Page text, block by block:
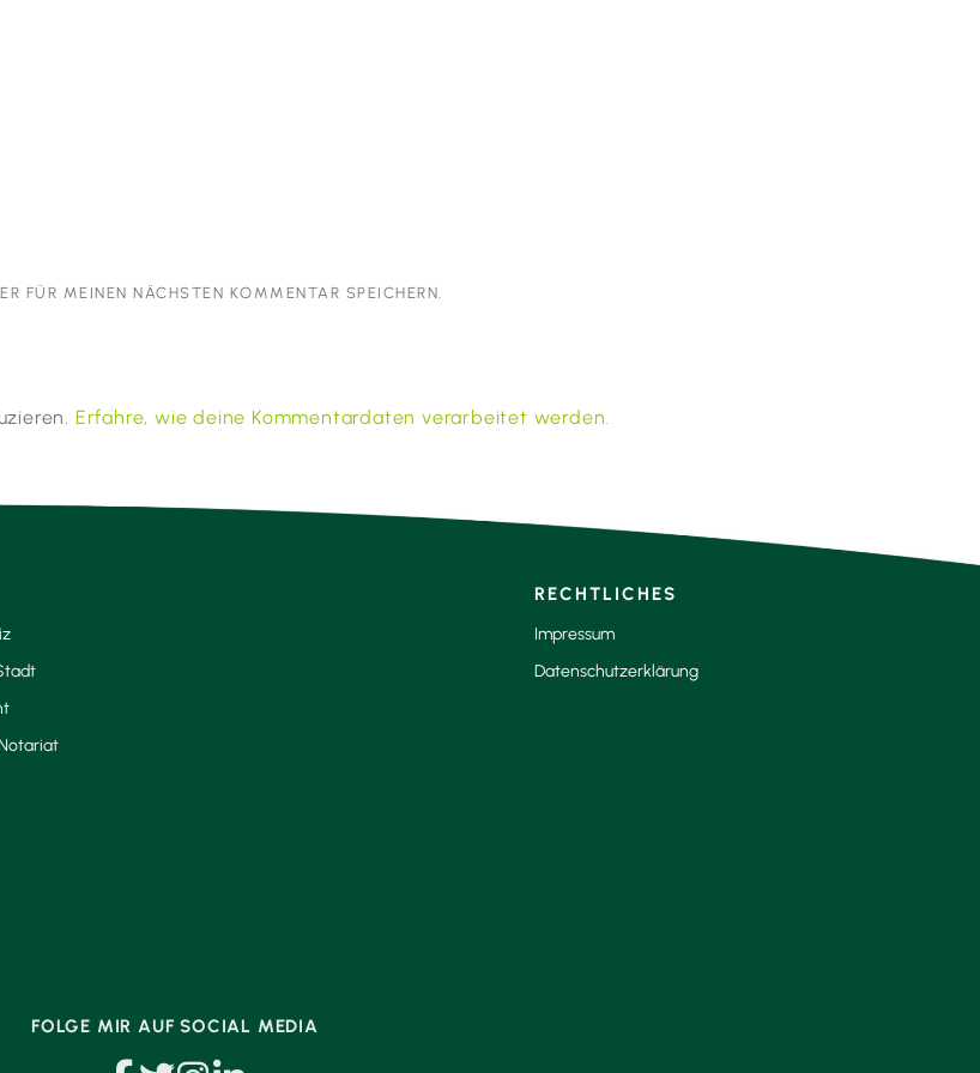
FÜR MEINEN NÄCHSTEN KOMMENTAR SPEICHERN.
Erfahre, wie deine Kommentardaten verarbeitet werden.
RECHTLICHES
Impressum
Datenschutzerklärung
FOLGE MIR AUF SOCIAL MEDIA